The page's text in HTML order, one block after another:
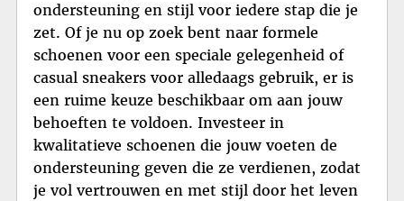
ondersteuning en stijl voor iedere stap die je
zet. Of je nu op zoek bent naar formele
schoenen voor een speciale gelegenheid of
casual sneakers voor alledaags gebruik, er is
een ruime keuze beschikbaar om aan jouw
behoeften te voldoen. Investeer in
kwalitatieve schoenen die jouw voeten de
ondersteuning geven die ze verdienen, zodat
je vol vertrouwen en met stijl door het leven